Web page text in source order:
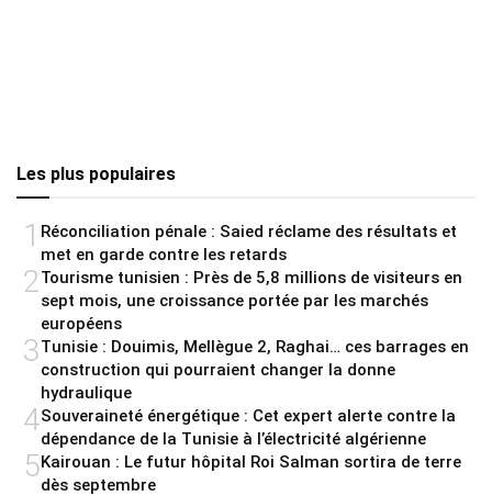
Les plus populaires
1 Réconciliation pénale : Saied réclame des résultats et
met en garde contre les retards
2Tourisme tunisien : Près de 5,8 millions de visiteurs en
sept mois, une croissance portée par les marchés
européens
3Tunisie : Douimis, Mellègue 2, Raghai… ces barrages en
construction qui pourraient changer la donne
hydraulique
4Souveraineté énergétique : Cet expert alerte contre la
dépendance de la Tunisie à l’électricité algérienne
5Kairouan : Le futur hôpital Roi Salman sortira de terre
dès septembre